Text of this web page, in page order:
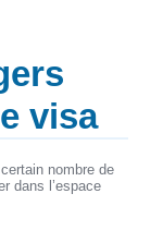
visa
nombre de
dans l’espace